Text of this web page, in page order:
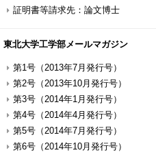
証明書等請求先：論文博士
東北大学工学部メールマガジン
第1号（2013年7月発行号）
第2号（2013年10月発行号）
第3号（2014年1月発行号）
第4号（2014年4月発行号）
第5号（2014年7月発行号）
第6号（2014年10月発行号）